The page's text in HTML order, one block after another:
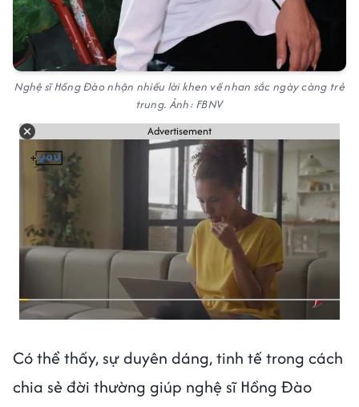
Nghệ sĩ Hồng Đào nhận nhiều lời khen về nhan sắc ngày càng trẻ
trung. Ảnh: FBNV
Advertisement
Có thể thấy, sự duyên dáng, tinh tế trong cách
chia sẻ đời thường giúp nghệ sĩ Hồng Đào